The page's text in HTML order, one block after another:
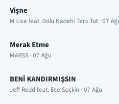
Vişne
M Lisa feat. Dolu Kadehi Ters Tut · 07
Merak Etme
MARSS · 07 Ağu
BENİ KANDIRMIŞSIN
Jeff Redd feat. Ece Seçkin · 07 Ağu